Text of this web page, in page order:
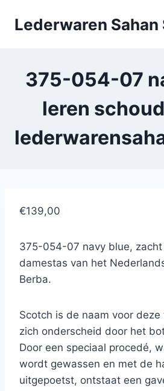
Lederwaren Sahan
375-054-07
leren
€139,00
375-054-07 navy blue, zacht
damestas van het
Berba.
Scotch is de naam voor
zich onderscheid door het
Door een speciaal procedé,
wordt gewassen en met de
uitgepoetst, ontstaat een